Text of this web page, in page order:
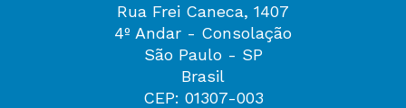
Rua Frei Caneca, 1407
4º Andar - Consolação
São Paulo - SP
Brasil
CEP: 01307-003